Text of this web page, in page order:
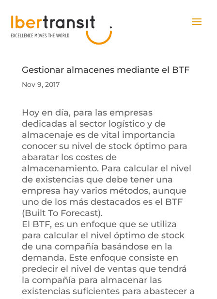
Gestionar almacenes mediante el BTF
Nov 9, 2017
Hoy en día, para las empresas
dedicadas al sector logístico y de
almacenaje es de vital importancia
conocer su nivel de stock óptimo para
abaratar los costes de
almacenamiento. Para calcular el nivel
de existencias que debe tener una
empresa hay varios métodos, aunque
uno de los más destacados es el BTF
(Built To Forecast).
El BTF, es un enfoque que se utiliza
para calcular el nivel óptimo de stock
de una compañía basándose en la
demanda. Este enfoque consiste en
predecir el nivel de ventas que tendrá
la compañía para almacenar las
existencias suficientes para abastecer a